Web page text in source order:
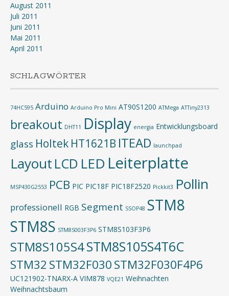
August 2011
Juli 2011
Juni 2011
Mai 2011
April 2011
SCHLAGWÖRTER
74HC595 Arduino Arduino Pro Mini AT90S1200 ATMega ATTiny2313
breakout DHT11 Display energia Entwicklungsboard
glass Holtek HT1621B ITEAD launchpad
Layout LCD LED Leiterplatte
MSP430G2553 PCB PIC PIC18F PIC18F2520 Pickkit3 Pollin
professionell RGB Segment SSOP48 STM8
STM8S STM8S003F3P6 STM8S103F3P6
STM8S105S4STM8S105S4T6C
STM32 STM32F030STM32F030F4P6
UC121902-TNARX-A VIM878 VQE21 Weihnachten
Weihnachtsbaum